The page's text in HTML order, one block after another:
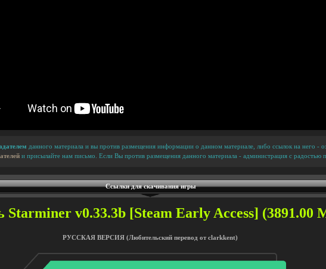
данного материала и вы против размещения информации о данном материале, либо ссылок на него -
и присылайте нам письмо. Если Вы против размещения данного материала - администрация с радостью
Ссылки для скачивания игры
Starminer v0.33.3b [Steam Early Access] (3891.00
РУССКАЯ ВЕРСИЯ (Любительский перевод от clarkkent)